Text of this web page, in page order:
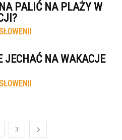
PALIĆ NA PLAŻY W
JECHAĆ NA WAKACJE
3